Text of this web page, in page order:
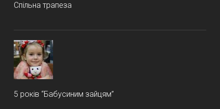
Спільна трапеза
5 років “Бабусиним зайцям”